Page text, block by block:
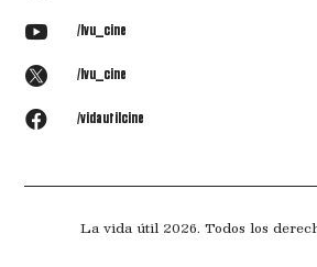
 /lvu_cine
 /lvu_cine
 /vidautilcine
La vida útil 2026. Todos los